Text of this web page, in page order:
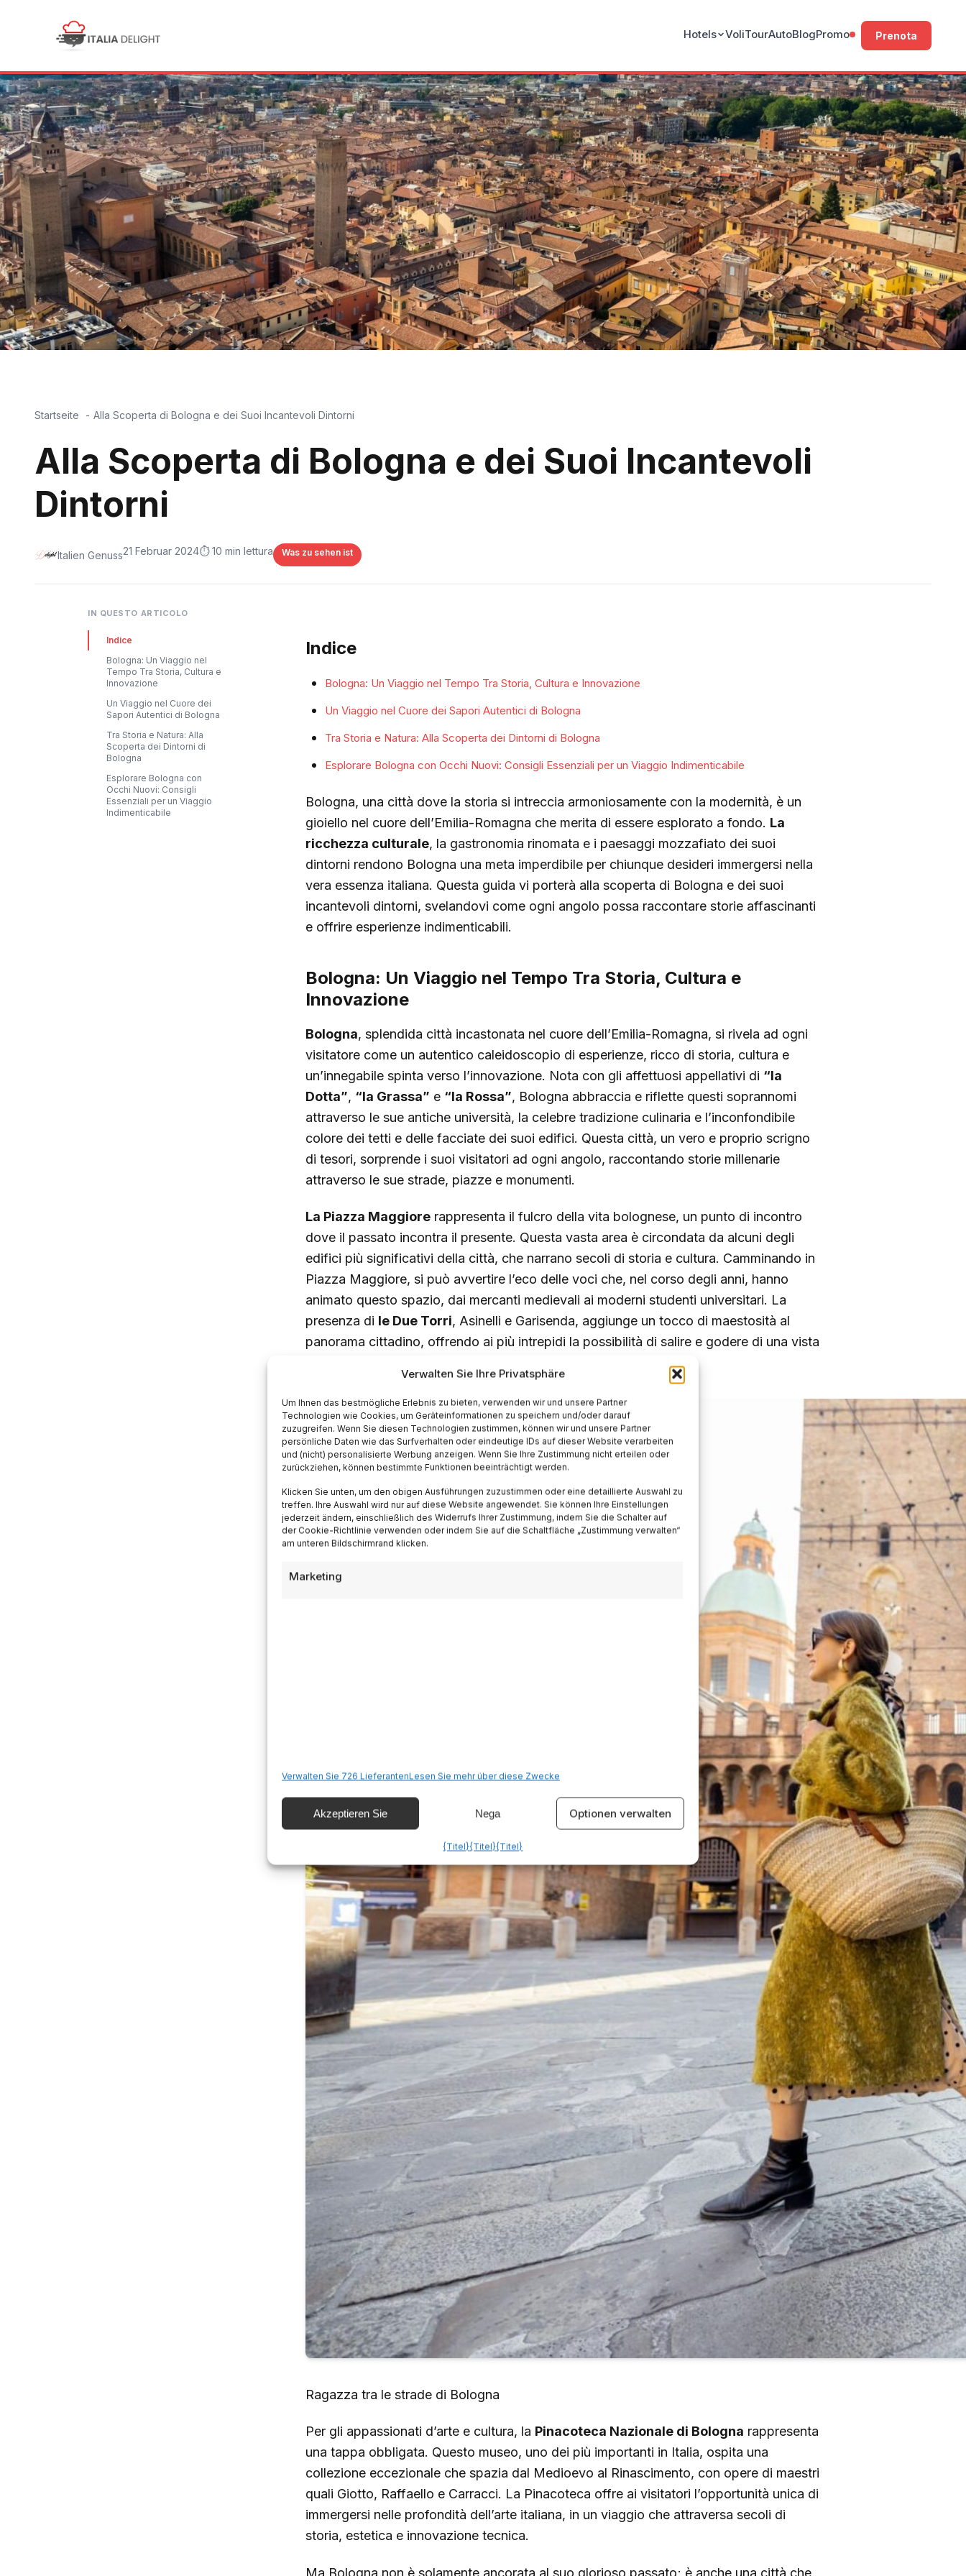
Verwalten Sie Ihre Privatsphäre
Um Ihnen das bestmögliche Erlebnis zu bieten, verwenden wir und unsere Partner
Technologien wie Cookies, um Geräteinformationen zu speichern und/oder darauf
zuzugreifen. Wenn Sie diesen Technologien zustimmen, können wir und unsere Partner
persönliche Daten wie das Surfverhalten oder eindeutige IDs auf dieser Website verarbeiten
und (nicht) personalisierte Werbung anzeigen. Wenn Sie Ihre Zustimmung nicht erteilen oder
zurückziehen, können bestimmte Funktionen beeinträchtigt werden.
Klicken Sie unten, um den obigen Ausführungen zuzustimmen oder eine detaillierte Auswahl zu
treffen. Ihre Auswahl wird nur auf diese Website angewendet. Sie können Ihre Einstellungen
jederzeit ändern, einschließlich des Widerrufs Ihrer Zustimmung, indem Sie die Schalter auf
der Cookie-Richtlinie verwenden oder indem Sie auf die Schaltfläche „Zustimmung verwalten“
am unteren Bildschirmrand klicken.
Marketing
Verwalten Sie 726 LieferantenLesen Sie mehr über diese Zwecke
Akzeptieren Sie Nega Optionen verwalten
{Titel}{Titel}{Titel}
Hotels VoliTourAutoBlogPromo Prenota
Startseite Alla Scoperta di Bologna e dei Suoi Incantevoli Dintorni
Alla Scoperta di Bologna e dei Suoi Incantevoli
Dintorni
Italien Genuss21 Februar 2024⏱️ 10 min lettura Was zu sehen ist
IN QUESTO ARTICOLO
Indice
Bologna: Un Viaggio nel
Tempo Tra Storia, Cultura e
Innovazione
Un Viaggio nel Cuore dei
Sapori Autentici di Bologna
Tra Storia e Natura: Alla
Scoperta dei Dintorni di
Bologna
Esplorare Bologna con
Occhi Nuovi: Consigli
Essenziali per un Viaggio
Indimenticabile
Indice
Bologna: Un Viaggio nel Tempo Tra Storia, Cultura e Innovazione
Un Viaggio nel Cuore dei Sapori Autentici di Bologna
Tra Storia e Natura: Alla Scoperta dei Dintorni di Bologna
Esplorare Bologna con Occhi Nuovi: Consigli Essenziali per un Viaggio Indimenticabile
Bologna, una città dove la storia si intreccia armoniosamente con la modernità, è un
gioiello nel cuore dell’Emilia-Romagna che merita di essere esplorato a fondo. La
ricchezza culturale, la gastronomia rinomata e i paesaggi mozzafiato dei suoi
dintorni rendono Bologna una meta imperdibile per chiunque desideri immergersi nella
vera essenza italiana. Questa guida vi porterà alla scoperta di Bologna e dei suoi
incantevoli dintorni, svelandovi come ogni angolo possa raccontare storie affascinanti
e offrire esperienze indimenticabili.
Bologna: Un Viaggio nel Tempo Tra Storia, Cultura e
Innovazione
Bologna, splendida città incastonata nel cuore dell’Emilia-Romagna, si rivela ad ogni
visitatore come un autentico caleidoscopio di esperienze, ricco di storia, cultura e
un’innegabile spinta verso l’innovazione. Nota con gli affettuosi appellativi di “la
Dotta”, “la Grassa” e “la Rossa”, Bologna abbraccia e riflette questi soprannomi
attraverso le sue antiche università, la celebre tradizione culinaria e l’inconfondibile
colore dei tetti e delle facciate dei suoi edifici. Questa città, un vero e proprio scrigno
di tesori, sorprende i suoi visitatori ad ogni angolo, raccontando storie millenarie
attraverso le sue strade, piazze e monumenti.
La Piazza Maggiorerappresenta il fulcro della vita bolognese, un punto di incontro
dove il passato incontra il presente. Questa vasta area è circondata da alcuni degli
edifici più significativi della città, che narrano secoli di storia e cultura. Camminando in
Piazza Maggiore, si può avvertire l’eco delle voci che, nel corso degli anni, hanno
animato questo spazio, dai mercanti medievali ai moderni studenti universitari. La
presenza di le Due Torri, Asinelli e Garisenda, aggiunge un tocco di maestosità al
panorama cittadino, offrendo ai più intrepidi la possibilità di salire e godere di una vista
Ragazza tra le strade di Bologna
Per gli appassionati d’arte e cultura, la Pinacoteca Nazionale di Bologna rappresenta
una tappa obbligata. Questo museo, uno dei più importanti in Italia, ospita una
collezione eccezionale che spazia dal Medioevo al Rinascimento, con opere di maestri
quali Giotto, Raffaello e Carracci. La Pinacoteca offre ai visitatori l’opportunità unica di
immergersi nelle profondità dell’arte italiana, in un viaggio che attraversa secoli di
storia, estetica e innovazione tecnica.
Ma Bologna non è solamente ancorata al suo glorioso passato; è anche una città che